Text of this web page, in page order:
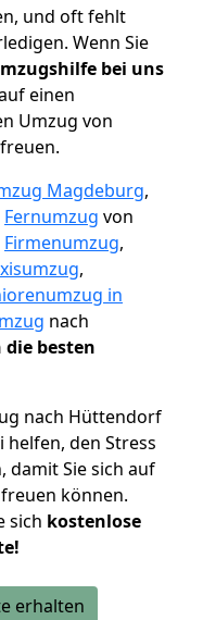
und oft fehlt
Wenn Sie
bei uns
einen
Umzug von
Magdeburg,
Fernumzug von
Firmenumzug,
,
in
nach
besten
nach Hüttendorf
helfen, den Stress
damit Sie sich auf
können.
sich kostenlose
erhalten